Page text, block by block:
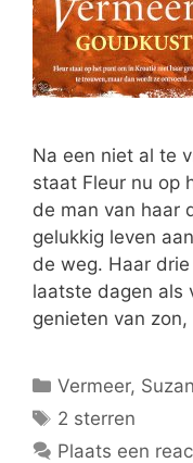
Na een niet al te
staat Fleur nu op
de man van haar
gelukkig leven
de weg. Haar
laatste dagen als
genieten van
Categorieën
Vermeer,
Tags
2 sterren
Plaats een